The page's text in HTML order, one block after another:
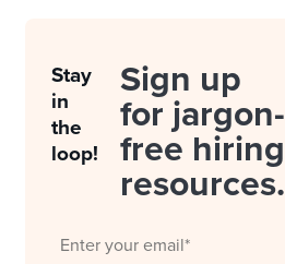
Stay
in
the
loop!
Sign up
for jargon-
free hiring
resources.